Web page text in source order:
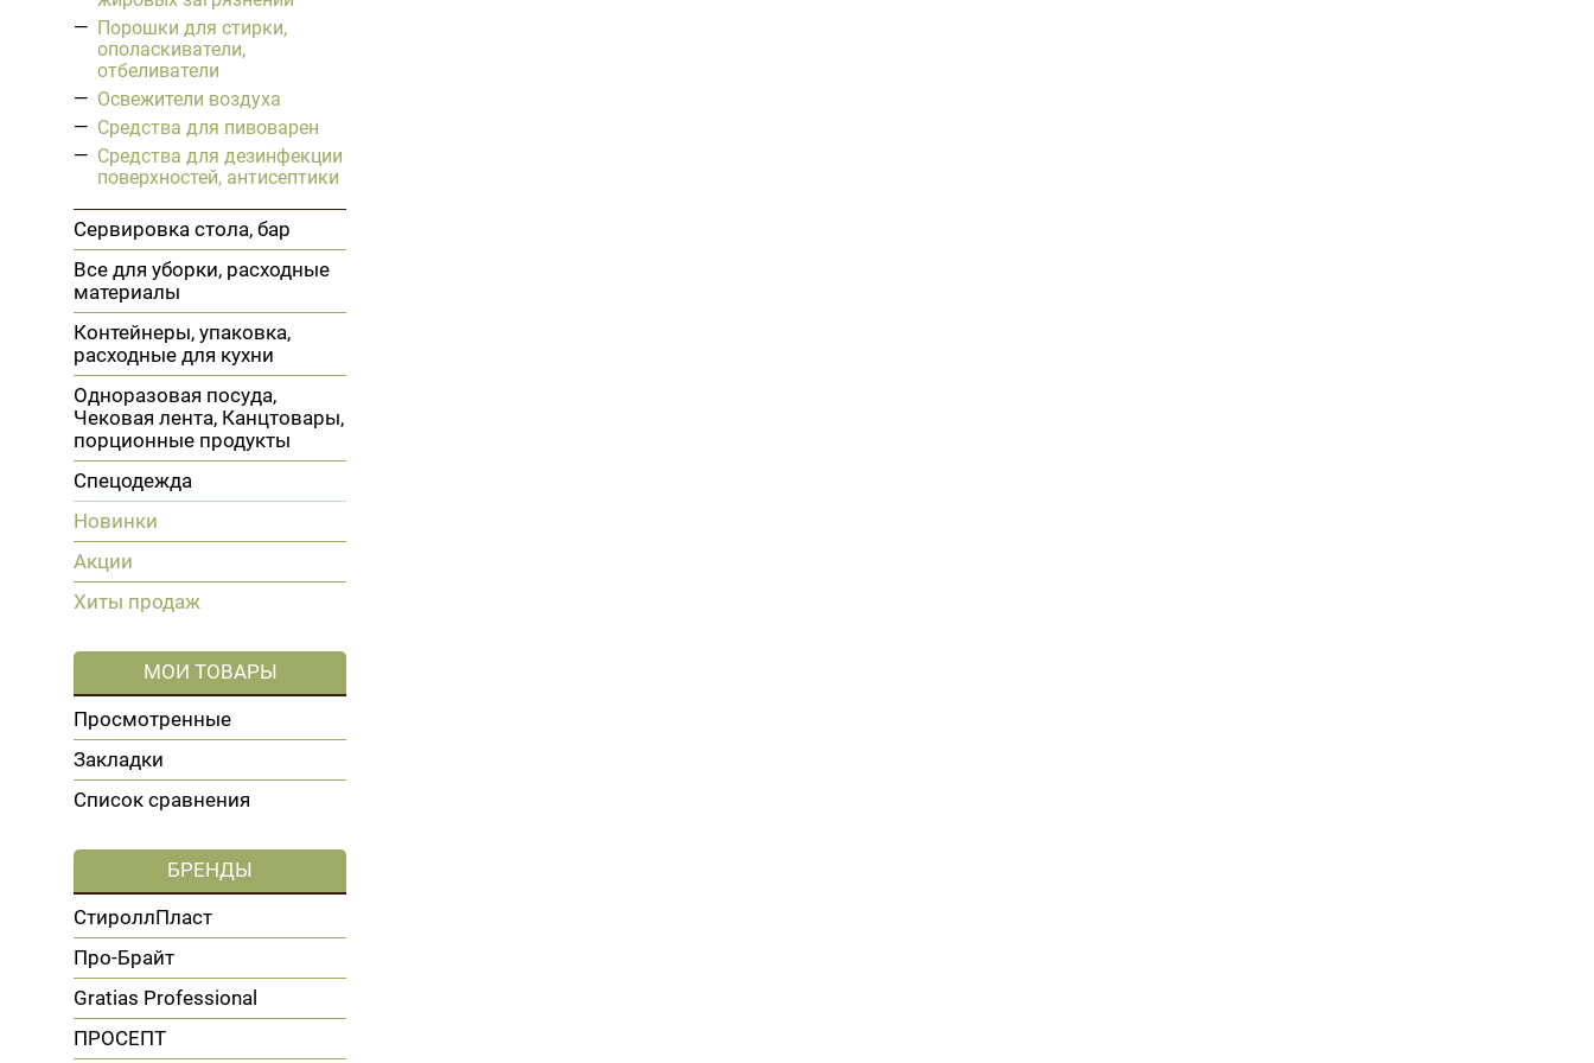
Порошки для стирки,
ополаскиватели,
отбеливатели
Освежители воздуха
Средства для пивоварен
Средства для дезинфекции
поверхностей, антисептики
Сервировка стола, бар
Все для уборки, расходные
материалы
Контейнеры, упаковка,
расходные для кухни
Одноразовая посуда,
Чековая лента, Канцтовары,
порционные продукты
Спецодежда
Новинки
Акции
Хиты продаж
МОИ ТОВАРЫ
Просмотренные
Закладки
Список сравнения
БРЕНДЫ
СтироллПласт
Про-Брайт
Gratias Professional
ПРОСЕПТ